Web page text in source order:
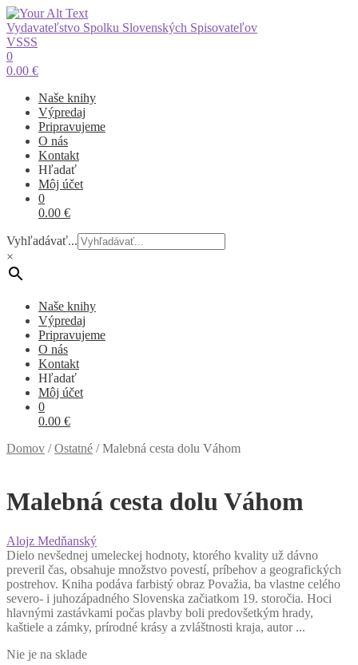
Vydavateľstvo Spolku Slovenských Spisovateľov
VSSS
0
0.00 €
Naše knihy
Výpredaj
Pripravujeme
O nás
Kontakt
Hľadať
Môj účet
0
0.00 €
Vyhľadávať...
×
Naše knihy
Výpredaj
Pripravujeme
O nás
Kontakt
Hľadať
Môj účet
0
0.00 €
Domov /Ostatné /Malebná cesta dolu Váhom
Malebná cesta dolu Váhom
Alojz Medňanský
Dielo nevšednej umeleckej hodnoty, ktorého kvality už dávno
preveril čas, obsahuje množstvo povestí, príbehov a geografických
postrehov. Kniha podáva farbistý obraz Považia, ba vlastne celého
severo- i juhozápadného Slovenska začiatkom 19. storočia. Hoci
hlavnými zastávkami počas plavby boli predovšetkým hrady,
kaštiele a zámky, prírodné krásy a zvláštnosti kraja, autor ...
Nie je na sklade